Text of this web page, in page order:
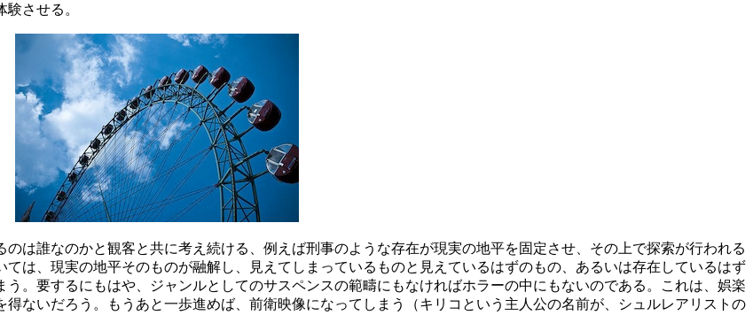
させる。
は誰なのかと観客と共に考え続ける、例えば刑事のような存在が現実の地平を固定させ、その上で探索が行われる
は、現実の地平そのものが融解し、見えてしまっているものと見えているはずのもの、あるいは存在しているはず
。要するにもはや、ジャンルとしてのサスペンスの範疇にもなければホラーの中にもないのである。これは、娯楽
ないだろう。もうあと一歩進めば、前衛映像になってしまう（キリコという主人公の名前が、シュルレアリストの